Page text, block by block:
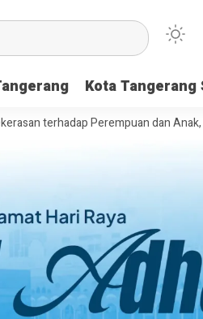
Kota Tangerang
Perempuan dan Anak,